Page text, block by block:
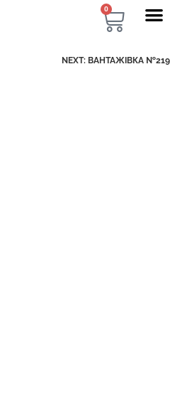
0
NEXT: ВАНТАЖІВКА №219